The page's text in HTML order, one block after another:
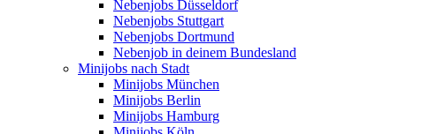
Nebenjobs Düsseldorf
Nebenjobs Stuttgart
Nebenjobs Dortmund
Nebenjob in deinem Bundesland
Minijobs nach Stadt
Minijobs München
Minijobs Berlin
Minijobs Hamburg